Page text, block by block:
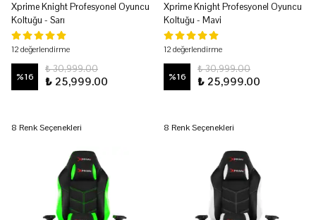
Xprime Knight Profesyonel Oyuncu
Koltuğu - Sarı
12 değerlendirme
%16
₺ 30,999.00
₺ 25,999.00
8 Renk Seçenekleri
Xprime Knight Profesyonel Oyuncu
Koltuğu - Mavi
12 değerlendirme
%16
₺ 30,999.00
₺ 25,999.00
8 Renk Seçenekleri